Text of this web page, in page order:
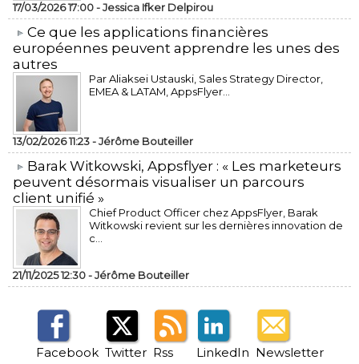
17/03/2026 17:00 -Jessica Ifker Delpirou
​Ce que les applications financières
européennes peuvent apprendre les unes des
autres
Par Aliaksei Ustauski, Sales Strategy Director,
EMEA & LATAM, AppsFlyer...
13/02/2026 11:23 -Jérôme Bouteiller
​Barak Witkowski, Appsflyer : « Les marketeurs
peuvent désormais visualiser un parcours
client unifié »
Chief Product Officer chez AppsFlyer, ​Barak
Witkowski revient sur les dernières innovation de
c...
21/11/2025 12:30 -Jérôme Bouteiller
Facebook Twitter Rss LinkedIn Newsletter